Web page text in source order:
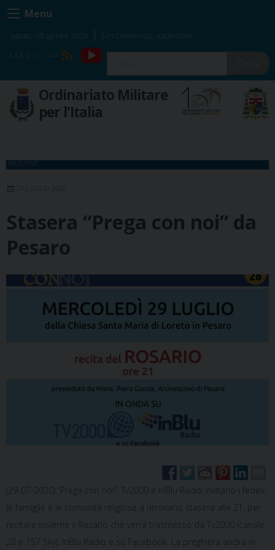
Skip
to
content
Menu
sabato 08 agosto 2026 San Domenico, sacerdote
RSS
YouTube
Ordinariato Militare
per l'Italia
INIZIATIVE
29 LUGLIO 2020
Stasera “Prega con noi” da
Pesaro
(29-07-2020) “Prega con noi”. Tv2000 e InBlu Radio invitano i fedeli,
le famiglie e le comunità religiose a ritrovarsi, stasera alle 21, per
recitare insieme il Rosario che verrà trasmesso da Tv2000 (canale
28 e 157 Sky), InBlu Radio e su Facebook. La preghiera andrà in